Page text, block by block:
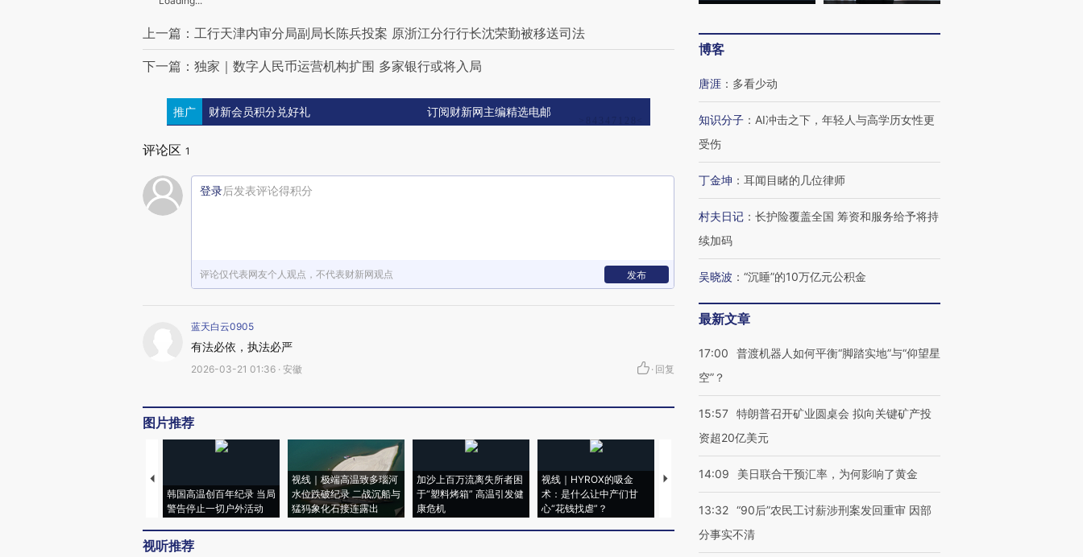
上一篇：工行天津内审分局副局长陈兵投案 原浙江分行行长沈荣勤被移送司法
下一篇：独家｜数字人民币运营机构扩围 多家银行或将入局
推广 财新会员积分兑好礼 订阅财新网主编精选电邮
评论区 1
登录后发表评论得积分
评论仅代表网友个人观点，不代表财新网观点 发布
蓝天白云0905
有法必依，执法必严
2026-03-21 01:36 · 安徽 · 回复
图片推荐
韩国高温创百年纪录 当局
警告停止一切户外活动
视线｜极端高温致多瑙河
水位跌破纪录 二战沉船与
猛犸象化石接连露出
加沙上百万流离失所者困
于“塑料烤箱” 高温引发健
康危机
视线｜HYROX的吸金
术：是什么让中产们甘
心“花钱找虐”？
马航飞行员跨国走私7万
粒摇头丸 尿检体内含3种
视线｜被称为“蟑螂”的印
度Z世代 用街头抗争将教
育部长拱下台
视线｜“入侵”还是“人道危
机”？难民潮撕裂西班牙
飞地休达
视听推荐
博客
唐涯 ： 多看少动
知识分子 ： AI冲击之下，年轻人与高学历女性更
受伤
丁金坤 ： 耳闻目睹的几位律师
村夫日记 ： 长护险覆盖全国 筹资和服务给予将持
续加码
吴晓波 ： “沉睡”的10万亿元公积金
最新文章
17:00
普渡机器人如何平衡“脚踏实地”与“仰望星
空”？
15:57 特朗普召开矿业圆桌会 拟向关键矿产投
资超20亿美元
14:09 美日联合干预汇率，为何影响了黄金
13:32 “90后”农民工讨薪涉刑案发回重审 因部
分事实不清